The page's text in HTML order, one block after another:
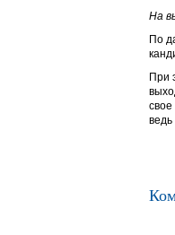
На
По
При